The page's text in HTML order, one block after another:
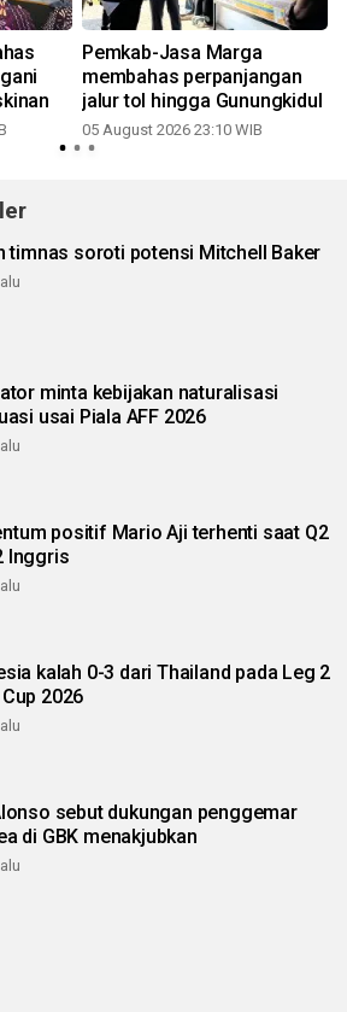
Pemkab-Jasa Marga
membahas perpanjangan
jalur tol hingga Gunungkidul
05 August 2026 23:10 WIB
timnas soroti potensi Mitchell Baker
minta kebijakan naturalisasi
usai Piala AFF 2026
positif Mario Aji terhenti saat Q2
Inggris
kalah 0-3 dari Thailand pada Leg 2
Cup 2026
sebut dukungan penggemar
di GBK menakjubkan